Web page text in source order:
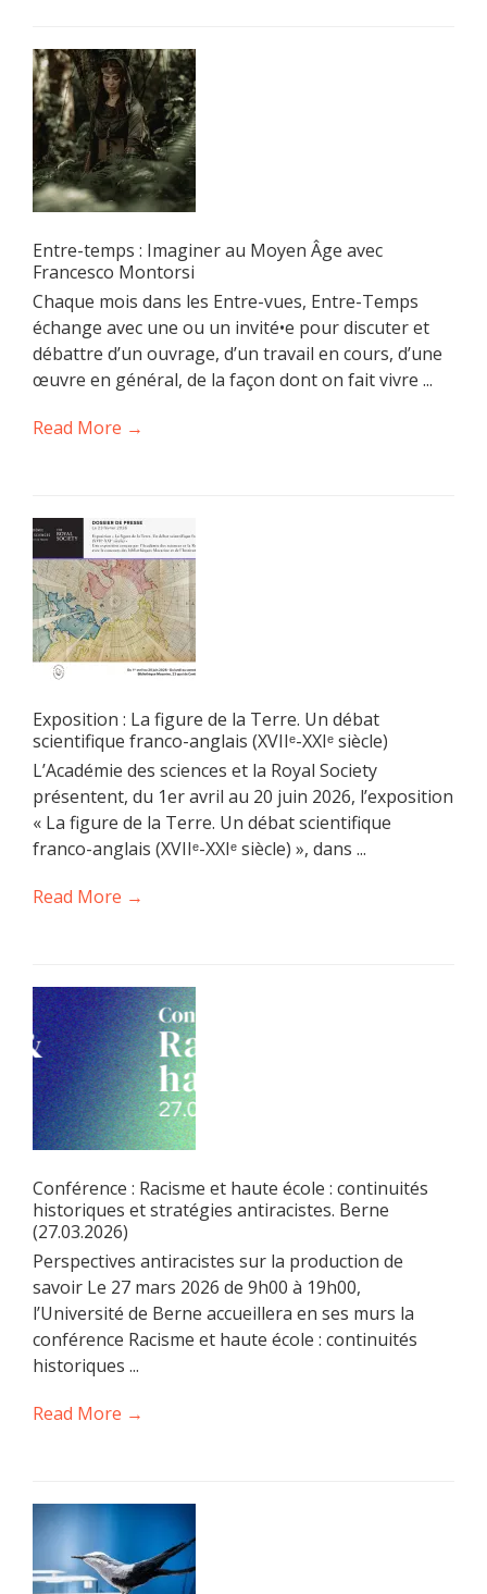
Entre-temps : Imaginer au Moyen Âge avec
Francesco Montorsi
Chaque mois dans les Entre-vues, Entre-Temps
échange avec une ou un invité•e pour discuter et
débattre d’un ouvrage, d’un travail en cours, d’une
œuvre en général, de la façon dont on fait vivre ...
Read More →
Exposition : La figure de la Terre. Un débat
scientifique franco-anglais (XVIIᵉ-XXIᵉ siècle)
L’Académie des sciences et la Royal Society
présentent, du 1er avril au 20 juin 2026, l’exposition
« La figure de la Terre. Un débat scientifique
franco-anglais (XVIIᵉ-XXIᵉ siècle) », dans ...
Read More →
Conférence : Racisme et haute école : continuités
historiques et stratégies antiracistes. Berne
(27.03.2026)
Perspectives antiracistes sur la production de
savoir Le 27 mars 2026 de 9h00 à 19h00,
l’Université de Berne accueillera en ses murs la
conférence Racisme et haute école : continuités
historiques ...
Read More →